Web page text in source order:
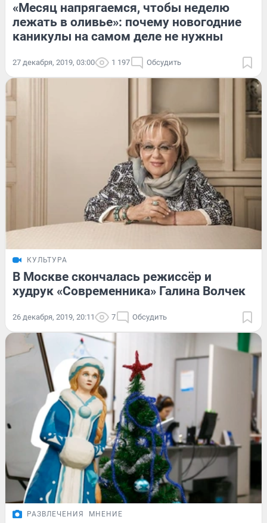
«Месяц напрягаемся, чтобы неделю
лежать в оливье»: почему новогодние
каникулы на самом деле не нужны
27 декабря, 2019, 03:00 1 197 Обсудить
КУЛЬТУРА
В Москве скончалась режиссёр и
худрук «Современника» Галина Волчек
26 декабря, 2019, 20:11 7 Обсудить
РАЗВЛЕЧЕНИЯ МНЕНИЕ